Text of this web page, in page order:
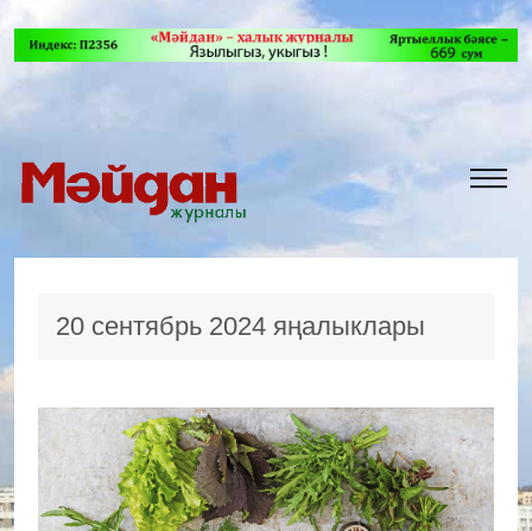
20 сентябрь 2024 яңалыклары